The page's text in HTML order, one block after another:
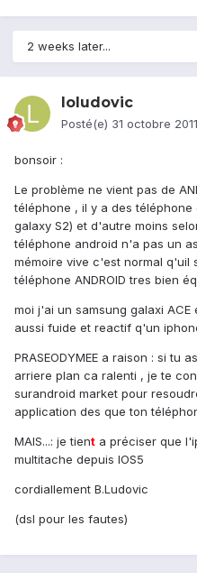
2 weeks later...
loludovic
Posté(e) 31 octobre 2011
bonsoir :
Le problème ne vient pas de
téléphone , il y a des
galaxy S2) et d'autre moins
téléphone android n'a pas un
mémoire vive c'est normal q'uil
téléphone ANDROID tres bien
moi j'ai un samsung galaxi ACE
aussi fuide et reactif q'un
PRASEODYMEE a raison : si tu
arriere plan ca ralenti , je te
surandroid market pour
application des que ton
MAIS...: je tient a préciser que
multitache depuis IOS5
cordiallement B.Ludovic
(dsl pour les fautes)